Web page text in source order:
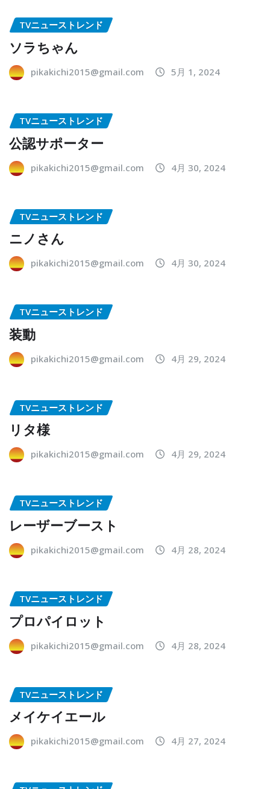
TVニューストレンド
ソラちゃん
pikakichi2015@gmail.com 5月 1, 2024
TVニューストレンド
公認サポーター
pikakichi2015@gmail.com 4月 30, 2024
TVニューストレンド
ニノさん
pikakichi2015@gmail.com 4月 30, 2024
TVニューストレンド
装動
pikakichi2015@gmail.com 4月 29, 2024
TVニューストレンド
リタ様
pikakichi2015@gmail.com 4月 29, 2024
TVニューストレンド
レーザーブースト
pikakichi2015@gmail.com 4月 28, 2024
TVニューストレンド
プロパイロット
pikakichi2015@gmail.com 4月 28, 2024
TVニューストレンド
メイケイエール
pikakichi2015@gmail.com 4月 27, 2024